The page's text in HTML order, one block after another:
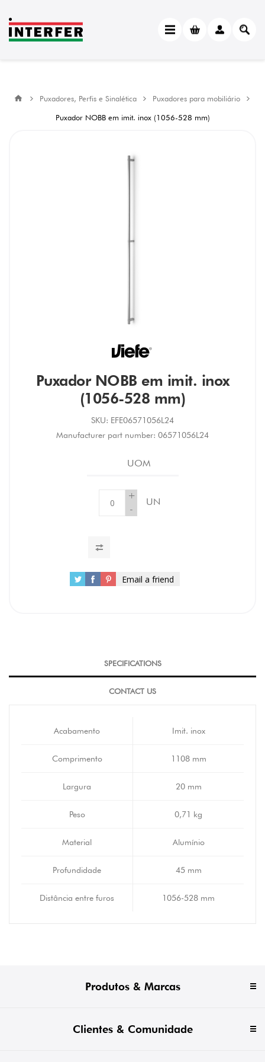
Puxadores, Perfis e Sinalética
Puxadores para mobiliário
Puxador NOBB em imit. inox (1056-528 mm)
Puxador NOBB em imit. inox
(1056-528 mm)
SKU: EFE06571056L24
Manufacturer part number: 06571056L24
UOM
+
-
UN
Email a friend
SPECIFICATIONS
CONTACT US
Acabamento Imit. inox
Comprimento 1108 mm
Largura 20 mm
Peso 0,71 kg
Material Alumínio
Profundidade 45 mm
Distância entre furos 1056-528 mm
Produtos & Marcas
Clientes & Comunidade